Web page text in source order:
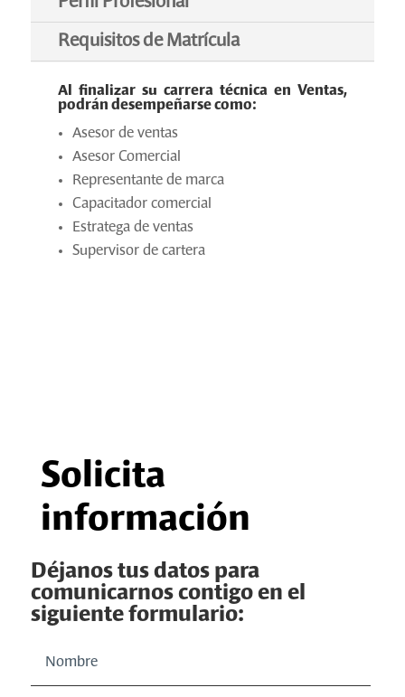
Requisitos de Matrícula
Al finalizar su carrera técnica en Ventas,
podrán desempeñarse como:
Asesor de ventas
Asesor Comercial
Representante de marca
Capacitador comercial
Estratega de ventas
Supervisor de cartera
Solicita
información
Déjanos tus datos para
comunicarnos contigo en el
siguiente formulario: